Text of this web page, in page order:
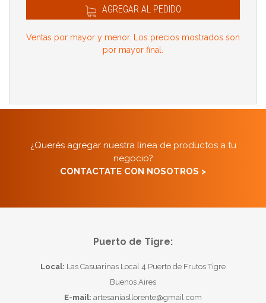
AGREGAR AL PEDIDO
Ventas por mayor y menor. Los precios mostrados son
por mayor final.
¿Querés agregar nuestra línea de productos a tu
negocio?
CONTACTATE CON NOSOTROS >
Puerto de Tigre:
Local: Las Casuarinas Local 4 Puerto de Frutos Tigre
Buenos Aires
E-mail: artesaniasllorente@gmail.com